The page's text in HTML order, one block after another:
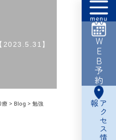
WEB予約
ア
ク
セ
ス
情
報
2023.5.31】
療 > Blog > 勉強